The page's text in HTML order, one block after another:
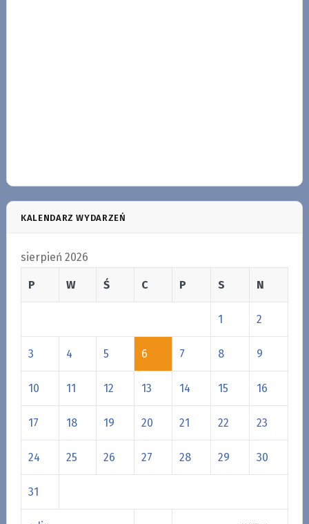
KALENDARZ WYDARZEŃ
sierpień 2026
P W Ś C P S N
1 2
3 4 5 6 7 8 9
10 11 12 13 14 15 16
17 18 19 20 21 22 23
24 25 26 27 28 29 30
31